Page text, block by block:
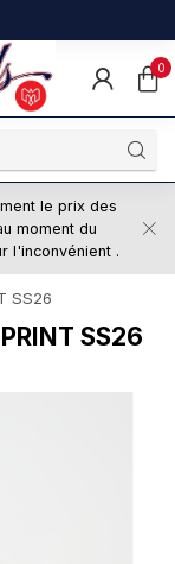
0
le prix des
moment du
l'inconvénient .
SS26
SS26